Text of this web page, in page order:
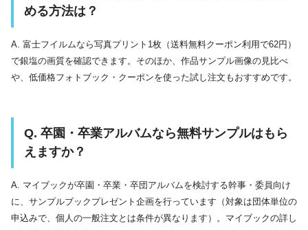
める方法は？
A. 富士フイルムなら写真プリント1枚（送料無料クーポン利用で62円）
で銀塩の画質を確認できます。そのほか、作品サンプル画像の見比べ
や、低価格フォトブック・クーポンを使った試し注文もおすすめです。
Q. 卒園・卒業アルバムなら無料サンプルはもら
えますか？
A. マイブックが卒園・卒業・卒団アルバムを検討する幹事・委員向け
に、サンプルブックプレゼント企画を行っています（対象は団体単位の
申込みで、個人の一般注文とは条件が異なります）。マイブックの詳し